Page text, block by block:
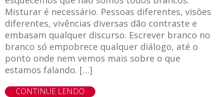
Misturar é necessário. Pessoas diferentes, visões
diferentes, vivências diversas dão contraste e
embasam qualquer discurso. Escrever branco no
branco só empobrece qualquer diálogo, até o
ponto onde nem vemos mais sobre o que
estamos falando. […]
CONTINUE LENDO